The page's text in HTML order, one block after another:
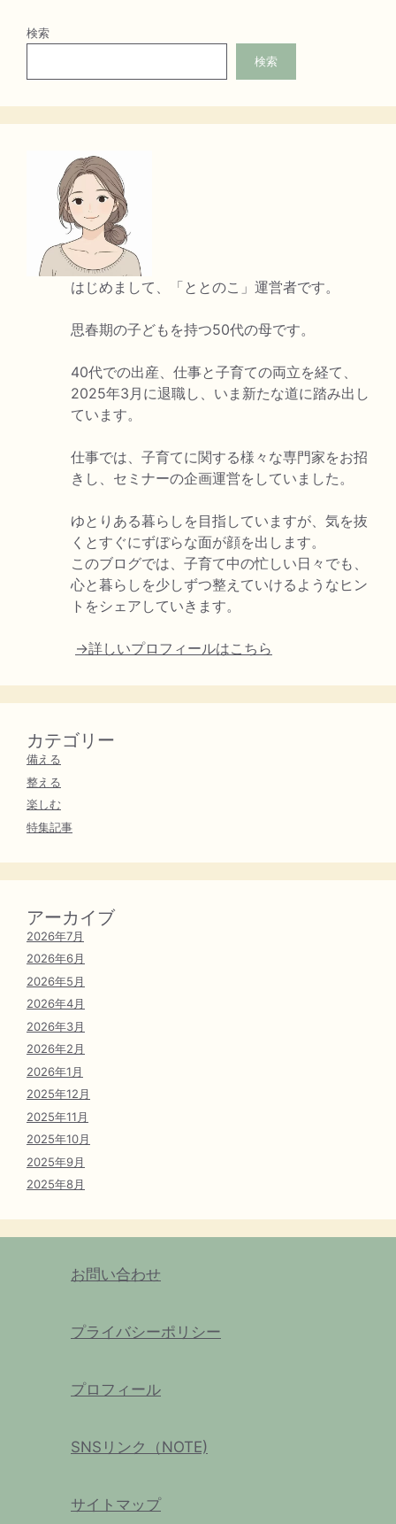
検索
検索
はじめまして、「ととのこ」運営者です。
思春期の子どもを持つ50代の母です。
40代での出産、仕事と子育ての両立を経て、
2025年3月に退職し、いま新たな道に踏み出し
ています。
仕事では、子育てに関する様々な専門家をお招
きし、セミナーの企画運営をしていました。
ゆとりある暮らしを目指していますが、気を抜
くとすぐにずぼらな面が顔を出します。
このブログでは、子育て中の忙しい日々でも、
心と暮らしを少しずつ整えていけるようなヒン
トをシェアしていきます。
→詳しいプロフィールはこちら
カテゴリー
備える
整える
楽しむ
特集記事
アーカイブ
2026年7月
2026年6月
2026年5月
2026年4月
2026年3月
2026年2月
2026年1月
2025年12月
2025年11月
2025年10月
2025年9月
2025年8月
お問い合わせ
プライバシーポリシー
プロフィール
SNSリンク（NOTE)
サイトマップ